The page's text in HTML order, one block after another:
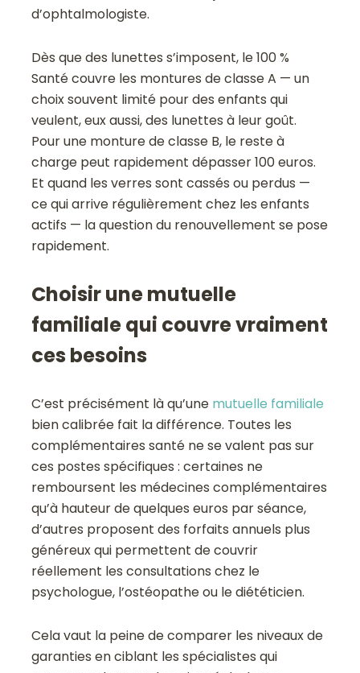
d’ophtalmologiste.
Dès que des lunettes s’imposent, le 100 %
Santé couvre les montures de classe A — un
choix souvent limité pour des enfants qui
veulent, eux aussi, des lunettes à leur goût.
Pour une monture de classe B, le reste à
charge peut rapidement dépasser 100 euros.
Et quand les verres sont cassés ou perdus —
ce qui arrive régulièrement chez les enfants
actifs — la question du renouvellement se pose
rapidement.
Choisir une mutuelle
familiale qui couvre vraiment
ces besoins
C’est précisément là qu’une mutuelle familiale
bien calibrée fait la différence. Toutes les
complémentaires santé ne se valent pas sur
ces postes spécifiques : certaines ne
remboursent les médecines complémentaires
qu’à hauteur de quelques euros par séance,
d’autres proposent des forfaits annuels plus
généreux qui permettent de couvrir
réellement les consultations chez le
psychologue, l’ostéopathe ou le diététicien.
Cela vaut la peine de comparer les niveaux de
garanties en ciblant les spécialistes qui